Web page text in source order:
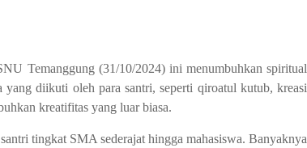
Temanggung (31/10/2024) ini menumbuhkan spiritual
diikuti oleh para santri, seperti qiroatul kutub, kreasi
kreatifitas yang luar biasa.
tingkat SMA sederajat hingga mahasiswa. Banyaknya